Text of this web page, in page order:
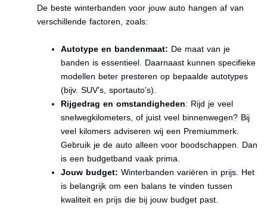
De beste winterbanden voor jouw auto hangen af van
verschillende factoren, zoals:
Autotype en bandenmaat: De maat van je
banden is essentieel. Daarnaast kunnen specifieke
modellen beter presteren op bepaalde autotypes
(bijv. SUV's, sportauto's).
Rijgedrag en omstandigheden: Rijd je veel
snelwegkilometers, of juist veel binnenwegen? Bij
veel kilomers adviseren wij een Premiummerk.
Gebruik je de auto alleen voor boodschappen. Dan
is een budgetband vaak prima.
Jouw budget: Winterbanden variëren in prijs. Het
is belangrijk om een balans te vinden tussen
kwaliteit en prijs die bij jouw budget past.